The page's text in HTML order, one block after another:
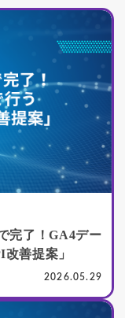
完了！GA4デー
善提案」
2026.05.29